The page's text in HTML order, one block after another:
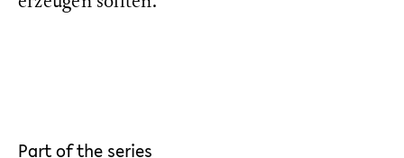
Part of the series